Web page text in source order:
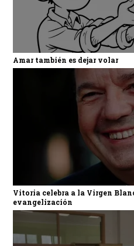
Amar también es dejar volar
Vitoria celebra a la Virgen
evangelización